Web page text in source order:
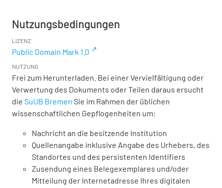
Nutzungsbedingungen
LIZENZ
Public Domain Mark 1.0
NUTZUNG
Frei zum Herunterladen. Bei einer Vervielfältigung oder
Verwertung des Dokuments oder Teilen daraus ersucht
die SuUB Bremen Sie im Rahmen der üblichen
wissenschaftlichen Gepflogenheiten um:
Nachricht an die besitzende Institution
Quellenangabe inklusive Angabe des Urhebers, des
Standortes und des persistenten Identifiers
Zusendung eines Belegexemplares und/oder
Mitteilung der Internetadresse Ihres digitalen